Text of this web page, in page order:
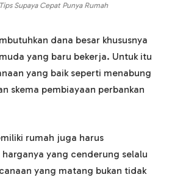
Supaya Cepat Punya Rumah
dana besar khususnya
yang baru bekerja. Untuk itu
yang baik seperti menabung
skema pembiayaan perbankan
rumah juga harus
harganya yang cenderung selalu
yang matang bukan tidak